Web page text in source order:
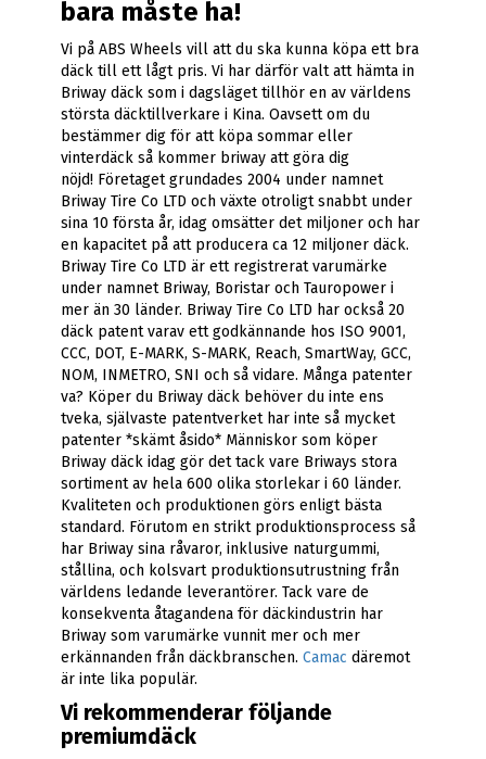
bara måste ha!
Vi på ABS Wheels vill att du ska kunna köpa ett bra
däck till ett lågt pris. Vi har därför valt att hämta in
Briway däck som i dagsläget tillhör en av världens
största däcktillverkare i Kina. Oavsett om du
bestämmer dig för att köpa sommar eller
vinterdäck så kommer briway att göra dig
nöjd! Företaget grundades 2004 under namnet
Briway Tire Co LTD och växte otroligt snabbt under
sina 10 första år, idag omsätter det miljoner och har
en kapacitet på att producera ca 12 miljoner däck.
Briway Tire Co LTD är ett registrerat varumärke
under namnet Briway, Boristar och Tauropower i
mer än 30 länder. Briway Tire Co LTD har också 20
däck patent varav ett godkännande hos ISO 9001,
CCC, DOT, E-MARK, S-MARK, Reach, SmartWay, GCC,
NOM, INMETRO, SNI och så vidare. Många patenter
va? Köper du Briway däck behöver du inte ens
tveka, självaste patentverket har inte så mycket
patenter *skämt åsido* Människor som köper
Briway däck idag gör det tack vare Briways stora
sortiment av hela 600 olika storlekar i 60 länder.
Kvaliteten och produktionen görs enligt bästa
standard. Förutom en strikt produktionsprocess så
har Briway sina råvaror, inklusive naturgummi,
stållina, och kolsvart produktionsutrustning från
världens ledande leverantörer. Tack vare de
konsekventa åtagandena för däckindustrin har
Briway som varumärke vunnit mer och mer
erkännanden från däckbranschen. Camac däremot
är inte lika populär.
Vi rekommenderar följande
premiumdäck